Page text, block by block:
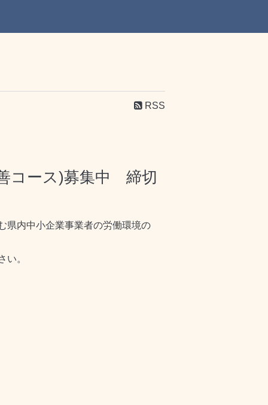
RSS
コース)募集中 締切
県内中小企業事業者の労働環境の
い。